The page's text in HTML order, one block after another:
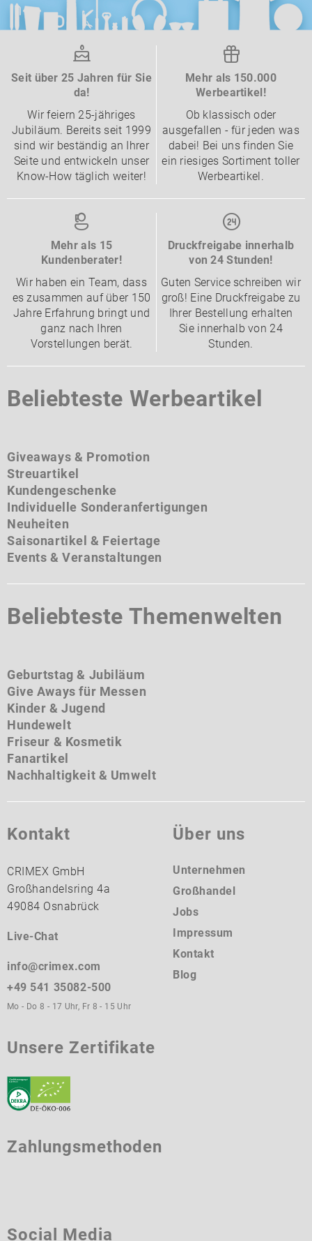
Seit über 25 Jahren für Sie
da!
Wir feiern 25-jähriges
Jubiläum. Bereits seit 1999
sind wir beständig an Ihrer
Seite und entwickeln unser
Know-How täglich weiter!
Mehr als 150.000
Werbeartikel!
Ob klassisch oder
ausgefallen - für jeden was
dabei! Bei uns finden Sie
ein riesiges Sortiment toller
Werbeartikel.
Mehr als 15
Kundenberater!
Wir haben ein Team, dass
es zusammen auf über 150
Jahre Erfahrung bringt und
ganz nach Ihren
Vorstellungen berät.
Druckfreigabe innerhalb
von 24 Stunden!
Guten Service schreiben wir
groß! Eine Druckfreigabe zu
Ihrer Bestellung erhalten
Sie innerhalb von 24
Stunden.
Beliebteste Werbeartikel
Giveaways & Promotion
Streuartikel
Kundengeschenke
Individuelle Sonderanfertigungen
Neuheiten
Saisonartikel & Feiertage
Events & Veranstaltungen
Beliebteste Themenwelten
Geburtstag & Jubiläum
Give Aways für Messen
Kinder & Jugend
Hundewelt
Friseur & Kosmetik
Fanartikel
Nachhaltigkeit & Umwelt
Kontakt
CRIMEX GmbH
Großhandelsring 4a
49084 Osnabrück
Live-Chat
info@crimex.com
+49 541 35082-500
Mo - Do 8 - 17 Uhr, Fr 8 - 15 Uhr
Über uns
Unternehmen
Großhandel
Jobs
Impressum
Kontakt
Blog
Unsere Zertifikate
Zahlungsmethoden
Social Media